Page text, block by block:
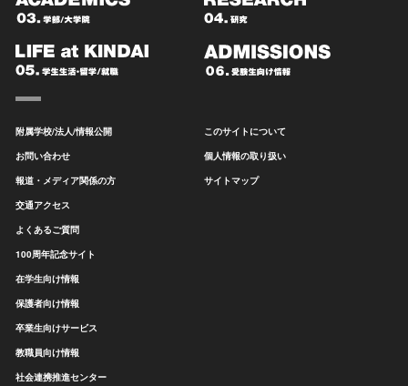
附属学校/法人/情報公開
お問い合わせ
報道・メディア関係の方
交通アクセス
よくあるご質問
100周年記念サイト
在学生向け情報
保護者向け情報
卒業生向けサービス
教職員向け情報
社会連携推進センター
このサイトについて
個人情報の取り扱い
サイトマップ